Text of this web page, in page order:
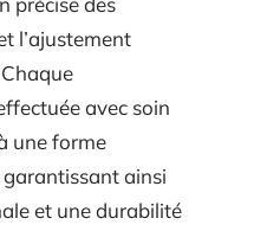
l’ajustement
avec soin
une forme
ainsi
et une durabilité